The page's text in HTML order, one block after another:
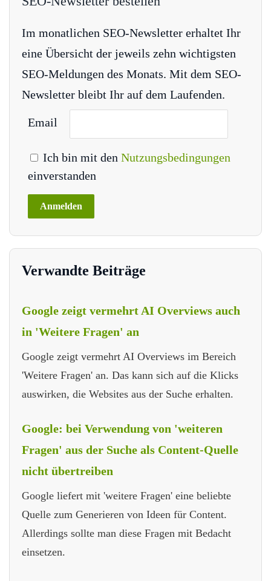
Im monatlichen SEO-Newsletter erhaltet Ihr
eine Übersicht der jeweils zehn wichtigsten
SEO-Meldungen des Monats. Mit dem SEO-
Newsletter bleibt Ihr auf dem Laufenden.
Email
Ich bin mit den Nutzungsbedingungen
einverstanden
Verwandte Beiträge
Google zeigt vermehrt AI Overviews auch
in 'Weitere Fragen' an
Google zeigt vermehrt AI Overviews im Bereich
'Weitere Fragen' an. Das kann sich auf die Klicks
auswirken, die Websites aus der Suche erhalten.
Google: bei Verwendung von 'weiteren
Fragen' aus der Suche als Content-Quelle
nicht übertreiben
Google liefert mit 'weitere Fragen' eine beliebte
Quelle zum Generieren von Ideen für Content.
Allerdings sollte man diese Fragen mit Bedacht
einsetzen.